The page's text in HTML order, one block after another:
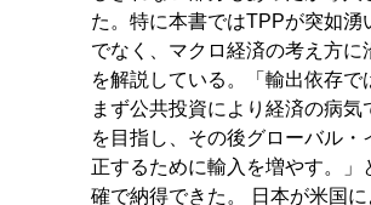
た。特に本書ではTPPが突如湧
でなく、マクロ経済の考え方に
を解説している。「輸出依存で
まず公共投資により経済の病気
を目指し、その後グローバル・
正するために輸入を増やす。」
確で納得できた。 日本が米国